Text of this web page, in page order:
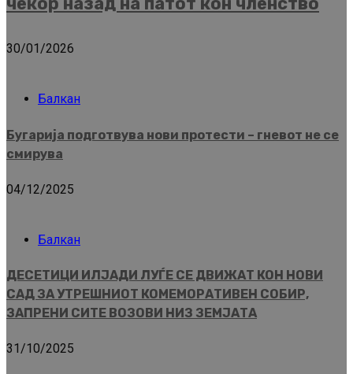
30/01/2026
Балкан
Бугарија подготвува нови протести – гневот не се
смирува
04/12/2025
Балкан
ДЕСЕТИЦИ ИЛЈАДИ ЛУЃЕ СЕ ДВИЖАТ КОН НОВИ
САД ЗА УТРЕШНИОТ КОМЕМОРАТИВЕН СОБИР,
ЗАПРЕНИ СИТЕ ВОЗОВИ НИЗ ЗЕМЈАТА
31/10/2025